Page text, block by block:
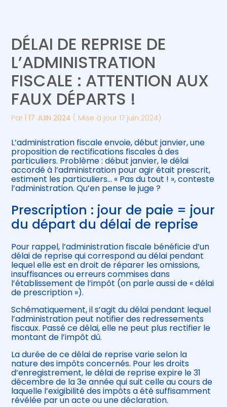
Gérer votre quotidien
Piloter votre entreprise
Développer votre entreprise
Être prêt pour la facturation
électronique
Suivre votre comptabilité
Gérer vos ressources humaines
DÉLAI DE REPRISE DE
L’ADMINISTRATION
FISCALE : ATTENTION AUX
FAUX DÉPARTS !
Par |17 JUIN 2024 ( Mise à jour 17 juin 2024)
L’administration fiscale envoie, début janvier, une
proposition de rectifications fiscales à des
particuliers. Problème : début janvier, le délai
accordé à l’administration pour agir était prescrit,
estiment les particuliers… « Pas du tout ! », conteste
l’administration. Qu’en pense le juge ?
Prescription : jour de paie = jour
du départ du délai de reprise
Pour rappel, l’administration fiscale bénéficie d’un
délai de reprise qui correspond au délai pendant
lequel elle est en droit de réparer les omissions,
insuffisances ou erreurs commises dans
l’établissement de l’impôt (on parle aussi de « délai
de prescription »).
Schématiquement, il s’agit du délai pendant lequel
l’administration peut notifier des redressements
fiscaux. Passé ce délai, elle ne peut plus rectifier le
montant de l’impôt dû.
La durée de ce délai de reprise varie selon la
nature des impôts concernés. Pour les droits
d’enregistrement, le délai de reprise expire le 31
décembre de la 3e année qui suit celle au cours de
laquelle l’exigibilité des impôts a été suffisamment
révélée par un acte ou une déclaration.